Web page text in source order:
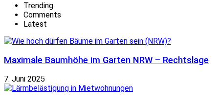
Trending
Comments
Latest
Maximale Baumhöhe im Garten NRW – Rechtslage
7. Juni 2025